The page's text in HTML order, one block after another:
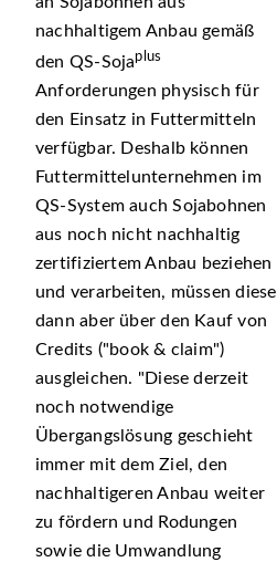
nachhaltigem Anbau gemäß
den QS-Sojaplus
Anforderungen physisch für
den Einsatz in Futtermitteln
verfügbar. Deshalb können
Futtermittelunternehmen im
QS-System auch Sojabohnen
aus noch nicht nachhaltig
zertifiziertem Anbau beziehen
und verarbeiten, müssen diese
dann aber über den Kauf von
Credits ( book & claim )
ausgleichen.
Diese derzeit
noch notwendige
Übergangslösung geschieht
immer mit dem Ziel, den
nachhaltigeren Anbau weiter
zu fördern und Rodungen
sowie die Umwandlung